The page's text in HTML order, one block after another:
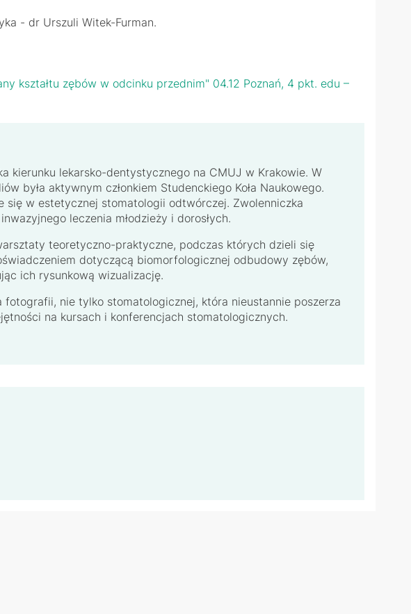
- dr Urszuli Witek-Furman.
kształtu zębów w odcinku przednim" 04.12 Poznań, 4 pkt. edu –
kierunku lekarsko-dentystycznego na CMUJ w Krakowie. W
była aktywnym członkiem Studenckiego Koła Naukowego.
się w estetycznej stomatologii odtwórczej. Zwolenniczka
leczenia młodzieży i dorosłych.
teoretyczno-praktyczne, podczas których dzieli się
dotyczącą biomorfologicznej odbudowy zębów,
ich rysunkową wizualizację.
fotografii, nie tylko stomatologicznej, która nieustannie poszerza
na kursach i konferencjach stomatologicznych.